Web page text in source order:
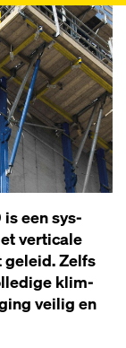
is een sys­
ver­ti­ca­le
ge­leid. Zelfs
kli­m­
vei­lig en